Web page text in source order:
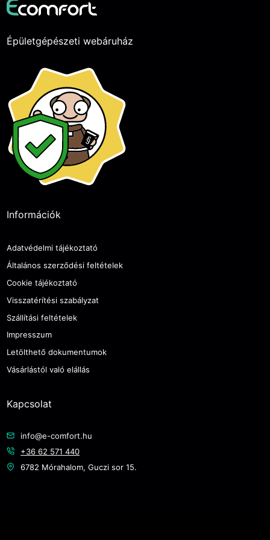
Épületgépészeti webáruház
Információk
Adatvédelmi tájékoztató
Általános szerződési feltételek
Cookie tájékoztató
Visszatérítési szabályzat
Szállítási feltételek
Impresszum
Letölthető dokumentumok
Vásárlástól való elállás
Kapcsolat
info@e-comfort.hu
+36 62 571 440
6782 Mórahalom, Guczi sor 15.